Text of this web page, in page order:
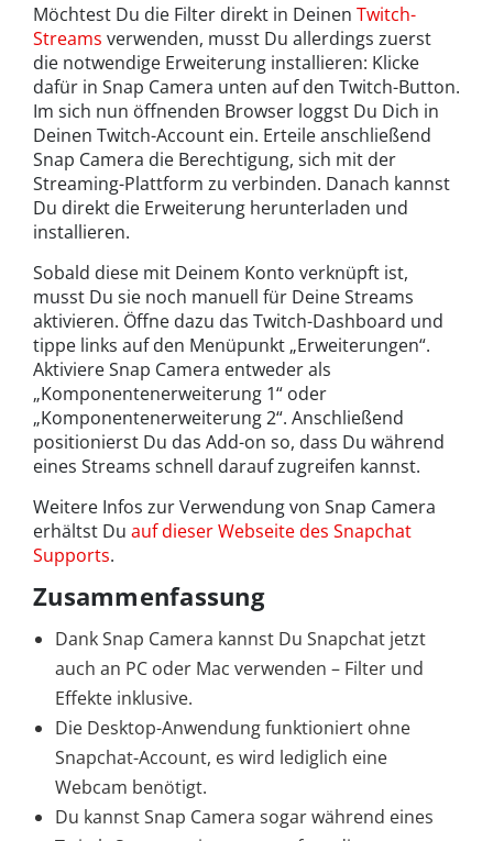
Möchtest Du die Filter direkt in Deinen Twitch-
Streams verwenden, musst Du allerdings zuerst
die notwendige Erweiterung installieren: Klicke
dafür in Snap Camera unten auf den Twitch-Button.
Im sich nun öffnenden Browser loggst Du Dich in
Deinen Twitch-Account ein. Erteile anschließend
Snap Camera die Berechtigung, sich mit der
Streaming-Plattform zu verbinden. Danach kannst
Du direkt die Erweiterung herunterladen und
installieren.
Sobald diese mit Deinem Konto verknüpft ist,
musst Du sie noch manuell für Deine Streams
aktivieren. Öffne dazu das Twitch-Dashboard und
tippe links auf den Menüpunkt „Erweiterungen“.
Aktiviere Snap Camera entweder als
„Komponentenerweiterung 1“ oder
„Komponentenerweiterung 2“. Anschließend
positionierst Du das Add-on so, dass Du während
eines Streams schnell darauf zugreifen kannst.
Weitere Infos zur Verwendung von Snap Camera
erhältst Du auf dieser Webseite des Snapchat
Supports.
Zusammenfassung
Dank Snap Camera kannst Du Snapchat jetzt
auch an PC oder Mac verwenden – Filter und
Effekte inklusive.
Die Desktop-Anwendung funktioniert ohne
Snapchat-Account, es wird lediglich eine
Webcam benötigt.
Du kannst Snap Camera sogar während eines